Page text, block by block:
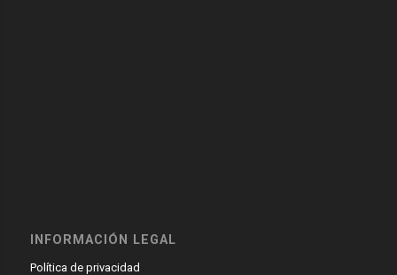
INFORMACIÓN LEGAL
Política de privacidad